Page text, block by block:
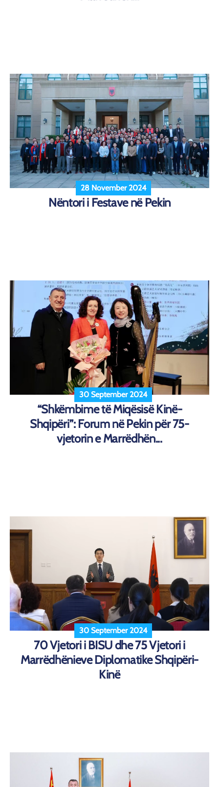
28 November 2024
Nëntori i Festave në Pekin
30 September 2024
“Shkëmbime të Miqësisë Kinë-
Shqipëri”: Forum në Pekin për 75-
vjetorin e Marrëdhën...
30 September 2024
70 Vjetori i BISU dhe 75 Vjetori i
Marrëdhënieve Diplomatike Shqipëri-
Kinë